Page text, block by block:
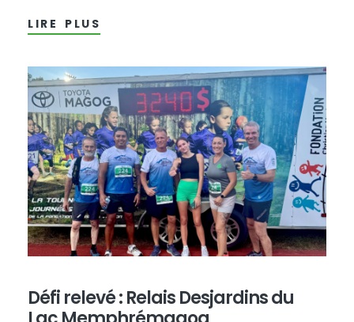
désormais entièrement terminé. De plus, la
la piscine est sur le point d’être…
LIRE PLUS
Défi relevé : Relais Desjardins du